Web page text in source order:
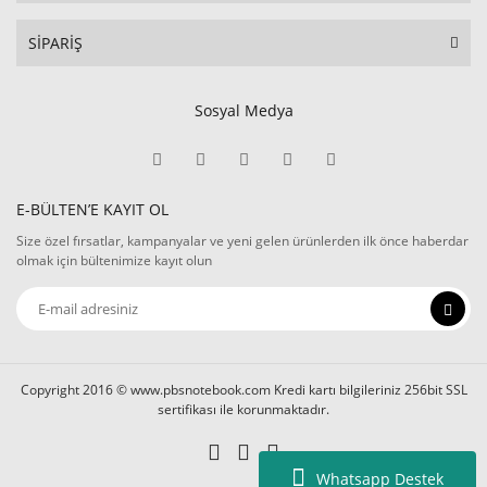
Whatsapp Destek
SİPARİŞ
Sosyal Medya
E-BÜLTEN’E KAYIT OL
Size özel fırsatlar, kampanyalar ve yeni gelen ürünlerden ilk önce haberdar
olmak için bültenimize kayıt olun
Copyright 2016 © www.pbsnotebook.com Kredi kartı bilgileriniz 256bit SSL
sertifikası ile korunmaktadır.